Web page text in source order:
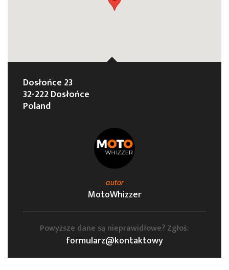
Dosłońce 23
32-222 Dosłońce
Poland
autor
MotoWhizzer
Powyższe dane są nieprawidłowe? Zgłoś:
formularz@kontaktowy